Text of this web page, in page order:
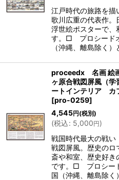
江戸時代の旅路を描
歌川広重の代表作。
浮世絵ポスターで、
す。□ プロシード
（沖縄、離島除く
proceedx 名画
ヶ原合戦図屏風（
ートインテリア
[pro-0259]
4,545円(税別)
(税込: 5,000円)
戦国時代最大の戦い
戦図屏風。歴史のロ
斎や和室、歴史好き
です。□ プロシー
国（沖縄、離島除